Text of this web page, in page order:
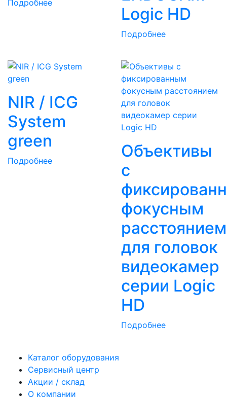
Подробнее
Logic HD
Подробнее
NIR / ICG
System
green
Подробнее
Объективы
с
фокусным
расстоянием
для головок
видеокамер
серии Logic
HD
Подробнее
Каталог оборудования
Сервисный центр
Акции / склад
О компании